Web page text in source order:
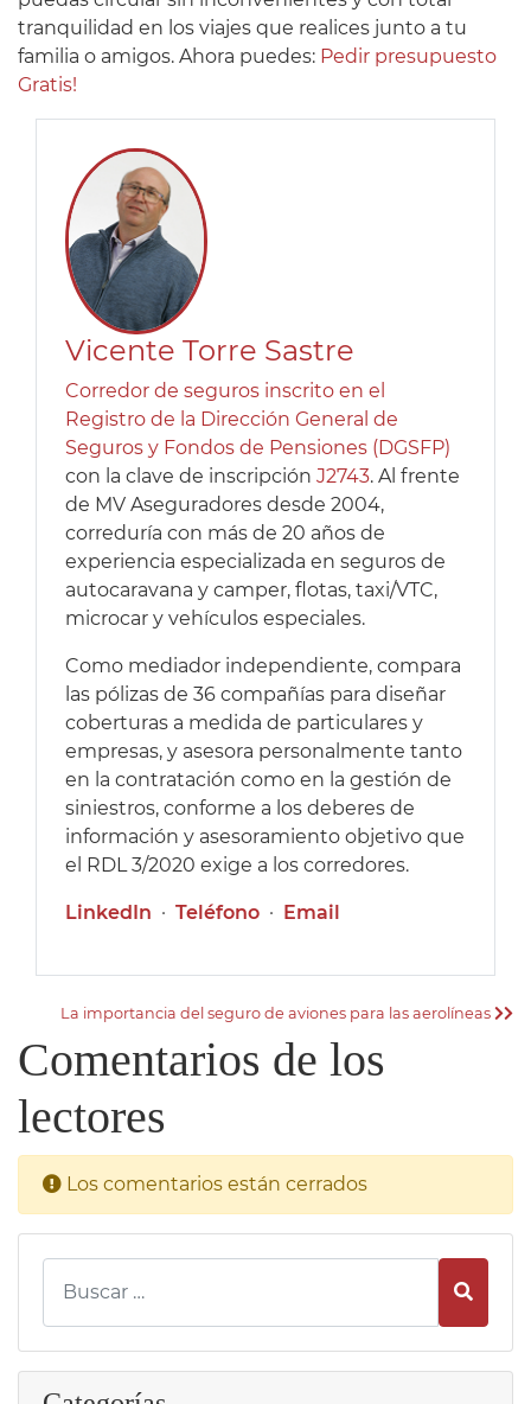
tranquilidad en los viajes que realices junto a tu
familia o amigos. Ahora puedes: Pedir presupuesto
Gratis!
Vicente Torre Sastre
Corredor de seguros inscrito en el
Registro de la Dirección General de
Seguros y Fondos de Pensiones (DGSFP)
con la clave de inscripción J2743. Al frente
de MV Aseguradores desde 2004,
correduría con más de 20 años de
experiencia especializada en seguros de
autocaravana y camper, flotas, taxi/VTC,
microcar y vehículos especiales.
Como mediador independiente, compara
las pólizas de 36 compañías para diseñar
coberturas a medida de particulares y
empresas, y asesora personalmente tanto
en la contratación como en la gestión de
siniestros, conforme a los deberes de
información y asesoramiento objetivo que
el RDL 3/2020 exige a los corredores.
LinkedIn · Teléfono · Email
La importancia del seguro de aviones para las aerolíneas
Comentarios de los
lectores
Los comentarios están cerrados